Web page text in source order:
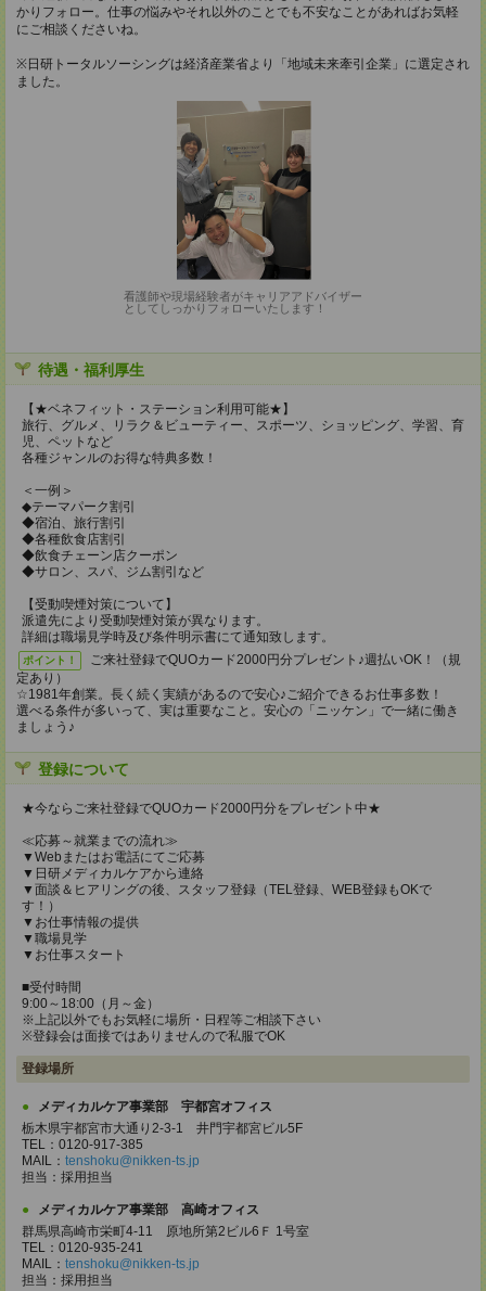
かりフォロー。仕事の悩みやそれ以外のことでも不安なことがあればお気軽
にご相談くださいね。
※日研トータルソーシングは経済産業省より「地域未来牽引企業」に選定され
ました。
看護師や現場経験者がキャリアアドバイザー
としてしっかりフォローいたします！
待遇・福利厚生
【★ベネフィット・ステーション利用可能★】
旅行、グルメ、リラク＆ビューティー、スポーツ、ショッピング、学習、育
児、ペットなど
各種ジャンルのお得な特典多数！
＜一例＞
◆テーマパーク割引
◆宿泊、旅行割引
◆各種飲食店割引
◆飲食チェーン店クーポン
◆サロン、スパ、ジム割引など
【受動喫煙対策について】
派遣先により受動喫煙対策が異なります。
詳細は職場見学時及び条件明示書にて通知致します。
ポイント！
ご来社登録でQUOカード2000円分プレゼント♪週払いOK！（規
定あり）
☆1981年創業。長く続く実績があるので安心♪ご紹介できるお仕事多数！
選べる条件が多いって、実は重要なこと。安心の「ニッケン」で一緒に働き
ましょう♪
登録について
★今ならご来社登録でQUOカード2000円分をプレゼント中★
≪応募～就業までの流れ≫
▼Webまたはお電話にてご応募
▼日研メディカルケアから連絡
▼面談＆ヒアリングの後、スタッフ登録（TEL登録、WEB登録もOKで
す！）
▼お仕事情報の提供
▼職場見学
▼お仕事スタート
■受付時間
9:00～18:00（月～金）
※上記以外でもお気軽に場所・日程等ご相談下さい
※登録会は面接ではありませんので私服でOK
登録場所
メディカルケア事業部 宇都宮オフィス
栃木県宇都宮市大通り2-3-1 井門宇都宮ビル5F
TEL：0120-917-385
MAIL： tenshoku@nikken-ts.jp
担当：採用担当
メディカルケア事業部 高崎オフィス
群馬県高崎市栄町4-11 原地所第2ビル6Ｆ 1号室
TEL：0120-935-241
MAIL： tenshoku@nikken-ts.jp
担当：採用担当